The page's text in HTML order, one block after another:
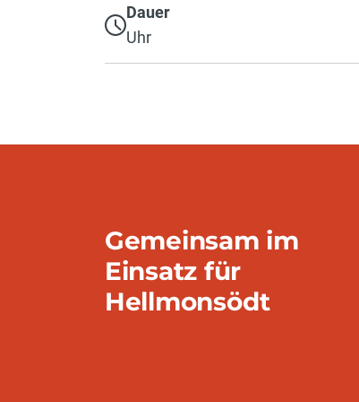
Dauer
Uhr
Gemeinsam im
Einsatz für
Hellmonsödt